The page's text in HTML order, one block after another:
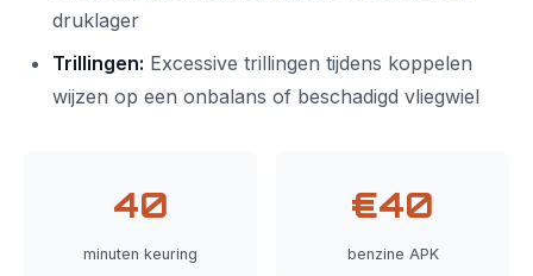
druklager
Trillingen: Excessive trillingen tijdens koppelen
wijzen op een onbalans of beschadigd vliegwiel
40
minuten keuring
€40
benzine APK